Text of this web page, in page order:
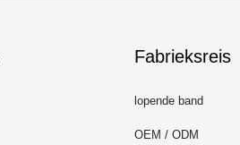
Fabrieksreis
lopende band
OEM / ODM